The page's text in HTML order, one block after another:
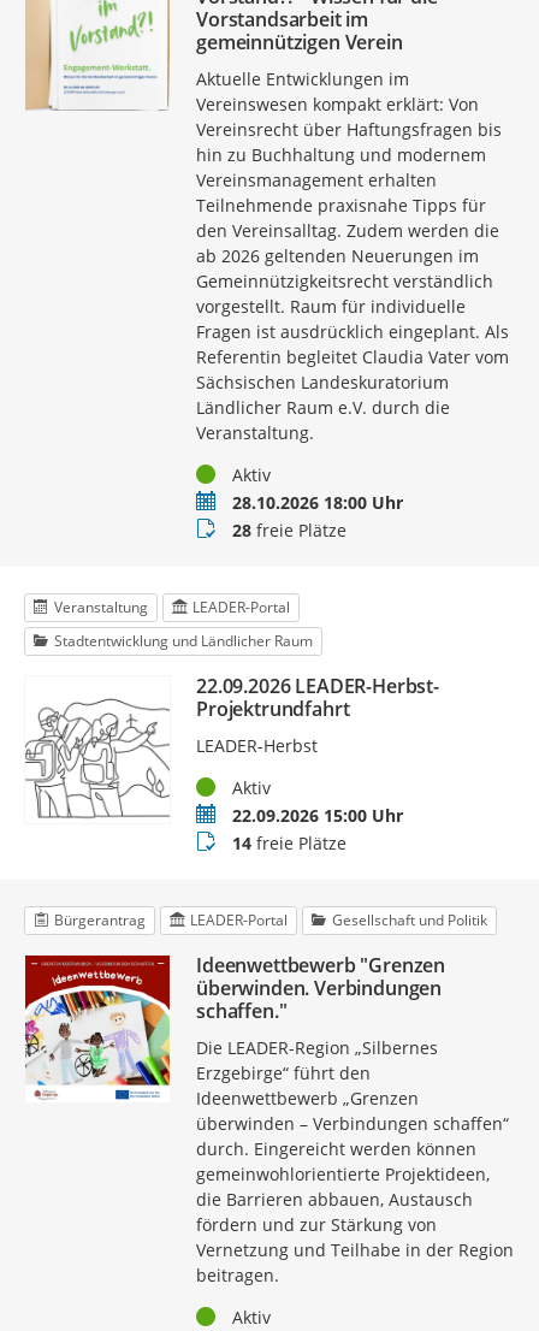
Vorstandsarbeit im
gemeinnützigen Verein
Aktuelle Entwicklungen im
Vereinswesen kompakt erklärt: Von
Vereinsrecht über Haftungsfragen bis
hin zu Buchhaltung und modernem
Vereinsmanagement erhalten
Teilnehmende praxisnahe Tipps für
den Vereinsalltag. Zudem werden die
ab 2026 geltenden Neuerungen im
Gemeinnützigkeitsrecht verständlich
vorgestellt. Raum für individuelle
Fragen ist ausdrücklich eingeplant. Als
Referentin begleitet Claudia Vater vom
Sächsischen Landeskuratorium
Ländlicher Raum e.V. durch die
Veranstaltung.
StatusAktiv
Termin28.10.2026 18:00 Uhr
Buchungsstatus
28freie Plätze
Veranstaltung
LEADER-Portal
Stadtentwicklung und Ländlicher Raum
22.09.2026 LEADER-Herbst-
Projektrundfahrt
LEADER-Herbst
StatusAktiv
Termin22.09.2026 15:00 Uhr
Buchungsstatus
14freie Plätze
Bürgerantrag LEADER-Portal Gesellschaft und Politik
Ideenwettbewerb "Grenzen
überwinden. Verbindungen
schaffen."
Die LEADER-Region „Silbernes
Erzgebirge“ führt den
Ideenwettbewerb „Grenzen
überwinden – Verbindungen schaffen“
durch. Eingereicht werden können
gemeinwohlorientierte Projektideen,
die Barrieren abbauen, Austausch
fördern und zur Stärkung von
Vernetzung und Teilhabe in der Region
beitragen.
StatusAktiv